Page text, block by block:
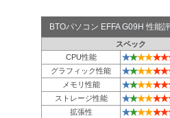
BTOパソコン EFFA G09H 性能
スペック
CPU性能
★★★★★★
グラフィック性能 ★★★★★★
メモリ性能 ★★★★★★
ストレージ性能 ★★★★★★
拡張性 ★★★★★★